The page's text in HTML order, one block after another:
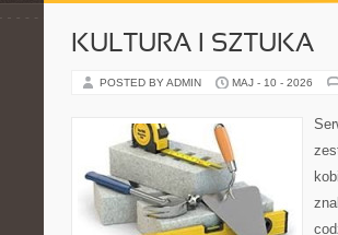
KULTURA I SZTUKA
POSTED BY ADMIN MAJ - 10 - 2026